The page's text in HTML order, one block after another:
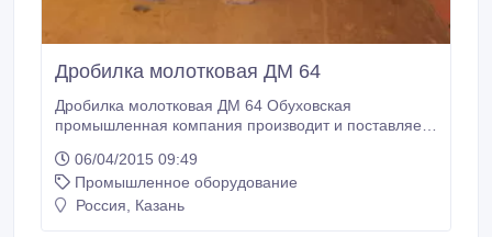
Дробилка молотковая ДМ 64
Дробилка молотковая ДМ 64 Обуховская
промышленная компания производит и поставляет
при номинальной щели между колосниками 10мм
(*для красного кирпича марки М-125) – не менее
18т/час. Максимальный размер исходного куска –
06/04/2015 09:49
Промышленное оборудование
Россия, Казань